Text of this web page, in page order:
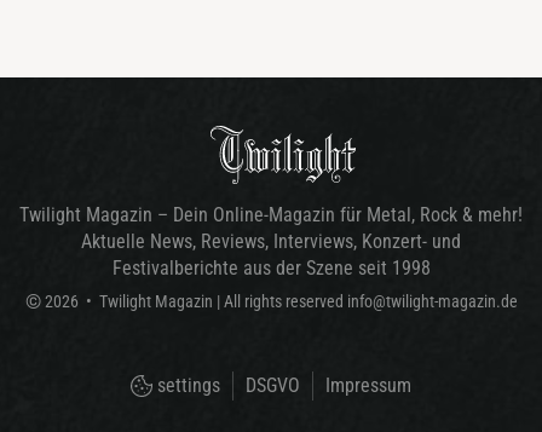
Twilight Magazin – Dein Online-Magazin für Metal, Rock & mehr!
Aktuelle News, Reviews, Interviews, Konzert- und
Festivalberichte aus der Szene seit 1998
© 2026 • Twilight Magazin | All rights reserved info@twilight-magazin.de
settings DSGVO Impressum